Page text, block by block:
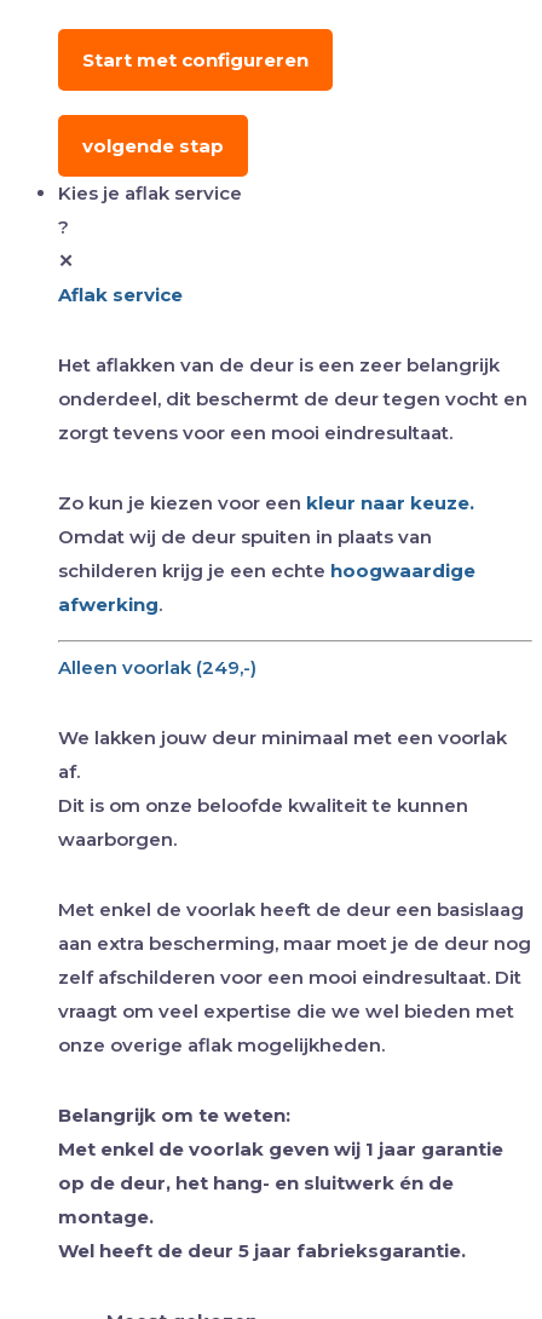
Start met configureren
volgende stap
Kies je aflak service
?
✕
Aflak service
Het aflakken van de deur is een zeer belangrijk
onderdeel, dit beschermt de deur tegen vocht en
zorgt tevens voor een mooi eindresultaat.
Zo kun je kiezen voor een kleur naar keuze.
Omdat wij de deur spuiten in plaats van
schilderen krijg je een echte hoogwaardige
afwerking.
Alleen voorlak (249,-)
We lakken jouw deur minimaal met een voorlak
af.
Dit is om onze beloofde kwaliteit te kunnen
waarborgen.
Met enkel de voorlak heeft de deur een basislaag
aan extra bescherming, maar moet je de deur nog
zelf afschilderen voor een mooi eindresultaat. Dit
vraagt om veel expertise die we wel bieden met
onze overige aflak mogelijkheden.
Belangrijk om te weten:
Met enkel de voorlak geven wij 1 jaar garantie
op de deur, het hang- en sluitwerk én de
montage.
Wel heeft de deur 5 jaar fabrieksgarantie.